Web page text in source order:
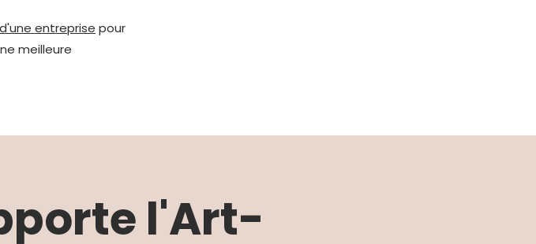
entreprise pour
meilleure
l'Art-